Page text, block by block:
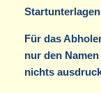
Für das
nur den
nichts